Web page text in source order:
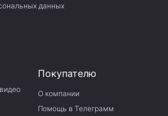
данных
Покупателю
О компании
Помощь в Телеграмм